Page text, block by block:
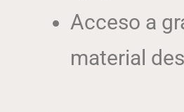
Acceso a
material